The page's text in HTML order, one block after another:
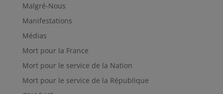
Malgré-Nous
Manifestations
Médias
Mort pour la France
Mort pour le service de la Nation
Mort pour le service de la République